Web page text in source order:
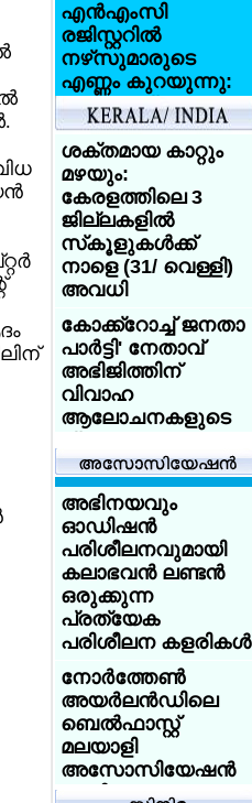
എന്‍എംസി
രജിസ്റ്ററില്‍
നഴ്‌സുമാരുടെ
എണ്ണം കുറയുന്നു:
അതായത്
യുകെയിലേക്ക്
വരാന്‍ നഴ്‌സുമാര്‍
ഇല്ലാവുകയാണോ
?
ബാന്‍ഡ് 5
നഴ്‌സില്‍നിന്ന്
ന്യൂറോളജി ലീഡ്
നഴ്‌സിലേക്ക്;
എന്‍എച്ച്എസില്‍
അഭിമാനമായി
ഷൈനി ബേസില്‍
ആറുമാസത്തില്‍
3.05 ലക്ഷം സ്ത്രീകള്‍;
സൗജന്യ
അടിയന്തര
ഗര്‍ഭനിരോധന
പദ്ധതിക്ക് വന്‍
സ്വീകാര്യത
കോക്ക്‌റോച്ച് ജനതാ
പാര്‍ട്ടി' നേതാവ്
അഭിജിത്തിന്
വിവാഹ
ആലോചനകളുടെ
പ്രളയം
ശക്തമായ കാറ്റും
മഴയും:
കേരളത്തിലെ 3
ജില്ലകളില്‍
സ്‌കൂളുകള്‍ക്ക്
നാളെ (31/ വെള്ളി)
അവധി
കോക്ക്‌റോച്ച് ജനതാ
പാര്‍ട്ടി' നേതാവ്
അഭിജിത്തിന്
വിവാഹ
ആലോചനകളുടെ
ചെറുപ്പക്കാരിലേക്ക്
ഇറങ്ങിച്ചെല്ലാന്‍
കേന്ദ്രത്തിലെ
ബിജെപി മന്ത്രിമാര്‍
ഇന്‍സ്റ്റഗ്രാമിലൂടെ
ഡിജിറ്റല്‍ പ്രചരണം
ശക്തമാക്കി
ടൂറിസ്റ്റ് കേന്ദ്രമായ
വാഗമണിലെ 70
ഏക്കര്‍
പുല്‍മേടുകള്‍
അനധികൃതമായി
കയ്യേറിയതായി
റിപ്പോര്‍ട്ട്
അഭിനയവും
ഓഡിഷന്‍
പരിശീലനവുമായി
കലാഭവന്‍ ലണ്ടന്‍
ഒരുക്കുന്ന
പ്രത്യേക
പരിശീലന കളരികള്‍
നോര്‍ത്തേണ്‍
അയര്‍ലന്‍ഡിലെ
ബെല്‍ഫാസ്റ്റ്
മലയാളി
അസോസിയേഷന്‍